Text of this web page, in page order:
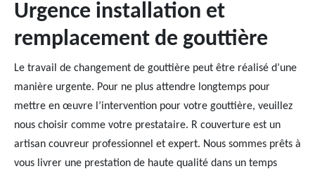
Urgence installation et
remplacement de gouttière
Le travail de changement de gouttière peut être réalisé d’une
manière urgente. Pour ne plus attendre longtemps pour
mettre en œuvre l’intervention pour votre gouttière, veuillez
nous choisir comme votre prestataire. R couverture est un
artisan couvreur professionnel et expert. Nous sommes prêts à
vous livrer une prestation de haute qualité dans un temps